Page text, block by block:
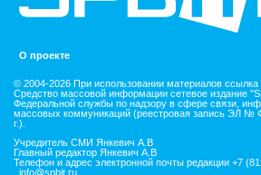
О проекте
© 2004-2026 При использовании материалов ссылка
Средство массовой информации сетевое издание
Федеральной службы по надзору в сфере связи,
массовых коммуникаций (реестровая запись ЭЛ №
г.).
Учредитель СМИ Янкевич А.В
Главный редактор Янкевич А.В
Телефон и адрес электронной почты редакции +7
info@spbit.ru